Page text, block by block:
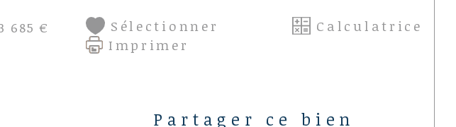
685 € Sélectionner
Calculatrice
Imprimer
Partager ce bien